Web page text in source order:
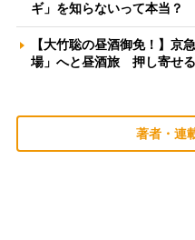
ギ」を知らないって本当
【大竹聡の昼酒御免！】京
場」へと昼酒旅 押し寄せ
著者・連